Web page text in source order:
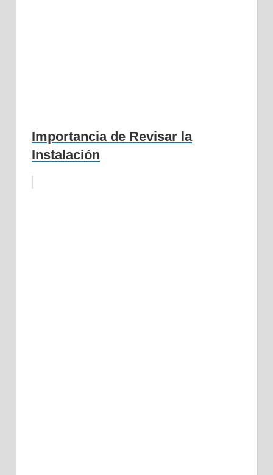
Importancia de Revisar la
Instalación